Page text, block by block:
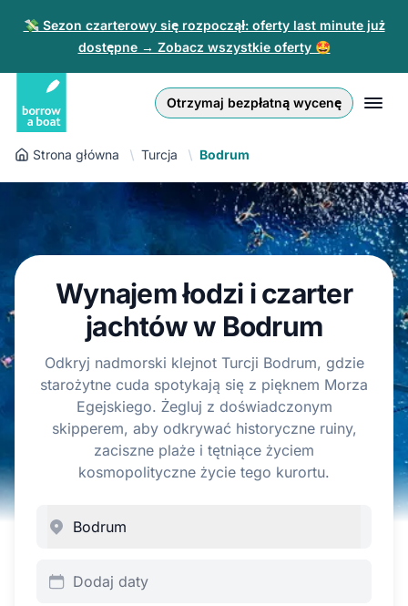
💸 Sezon czarterowy się rozpoczął: oferty last minute już
dostępne → Zobacz wszystkie oferty 🤩
Otrzymaj bezpłatną wycenę
Zaloguj się
Zarejestruj się
Dla partnerów
zł
Euro
Złoty
English (UK)
Nederlands
Español
Polski
Strona główna Turcja Bodrum
Wynajem łodzi i czarter
jachtów w Bodrum
Odkryj nadmorski klejnot Turcji Bodrum, gdzie
starożytne cuda spotykają się z pięknem Morza
Egejskiego. Żegluj z doświadczonym
skipperem, aby odkrywać historyczne ruiny,
zaciszne plaże i tętniące życiem
kosmopolityczne życie tego kurortu.
Dodaj daty